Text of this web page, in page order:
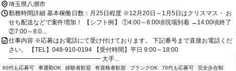
埼玉県八潮市
勤務時間詳細 基本稼働日数：月25日程度 ※12月20日～1月5日はクリスマス・ お
せち配送などで案件増加！ 【シフト例】 ①4:00～6:00頃現場到着 →14:00頃終了
②7:00～8:0...
仕事内容 ※応募はお電話にて受け付けております。 下記番号まで直接お電話くだ
さい。 【TEL】048-910-0194 【受付時間】平日 9:00～18:00
━━━━━━━━━━━━━━━ 大手...
60代も応募可 車通勤OK 経験者歓迎 有資格者歓迎 ブランクOK 70代も応募可
完全歩合制